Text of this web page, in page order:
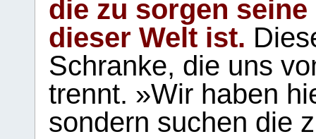
die zu sorgen
dieser Welt ist.
Schranke, die uns
trennt. »Wir haben
sondern suchen die